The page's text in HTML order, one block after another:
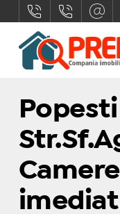
imediat